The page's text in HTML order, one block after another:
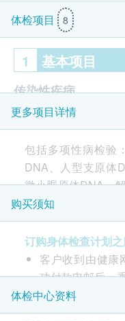
体检项目 8
1 基本项目
传染性疾病
沙眼衣原体基因定
微小脲原体基因定
解脲脲原体基因定
生殖道支原体基因
人型支原体基因测试
滴蟲基因测试
报告
医生讲解报告
更多项目详情
包括多项性病检验
DNA、人型支原体
微小脲原体DNA、
型基因测试。
大部分性病均没有
不少患者未能意识
继续传播。只要在
为，便有机会感染
期接受检查，以确
购买须知
订购身体检查计划
客户收到由健康
功付款电邮后，
1-2个工作天办
的时间及地点。
体检中心资料